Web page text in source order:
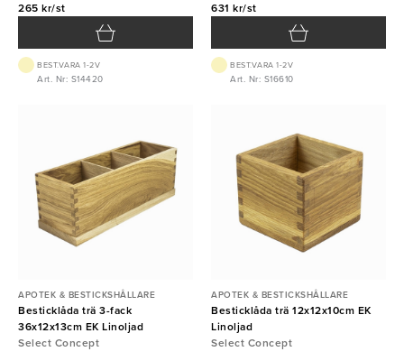
265 kr/st
BEST.VARA 1-2V
Art. Nr: S14420
631 kr/st
BEST.VARA 1-2V
Art. Nr: S16610
APOTEK & BESTICKSHÅLLARE
Besticklåda trä 3-fack
36x12x13cm EK Linoljad
Select Concept
APOTEK & BESTICKSHÅLLARE
Besticklåda trä 12x12x10cm EK
Linoljad
Select Concept